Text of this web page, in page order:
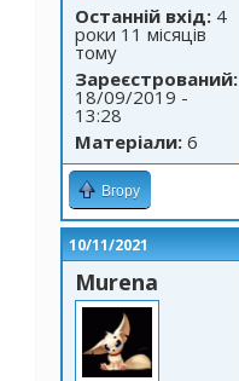
Останній вхід: 4
роки 11 місяців
тому
Зареєстрований:
18/09/2019 -
13:28
Матеріали: 6
Вгору
10/11/2021
Murena